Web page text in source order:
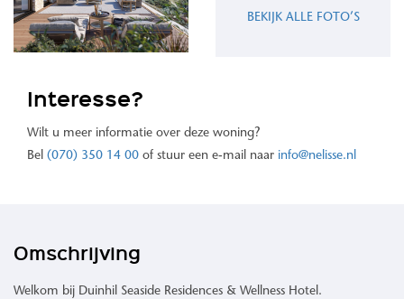
BEKIJK ALLE FOTO’S
Interesse?
Wilt u meer informatie over deze woning?
Bel (070) 350 14 00 of stuur een e-mail naar info@nelisse.nl
Omschrijving
Welkom bij Duinhil Seaside Residences & Wellness Hotel.